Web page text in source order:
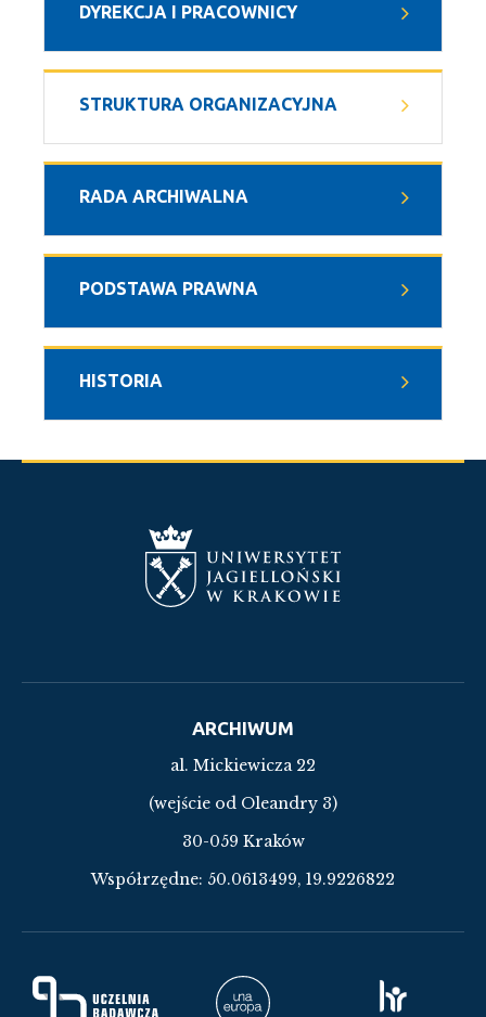
DYREKCJA I PRACOWNICY
STRUKTURA ORGANIZACYJNA
RADA ARCHIWALNA
PODSTAWA PRAWNA
HISTORIA
ARCHIWUM
al. Mickiewicza 22
(wejście od Oleandry 3)
30-059 Kraków
Współrzędne: 50.0613499, 19.9226822